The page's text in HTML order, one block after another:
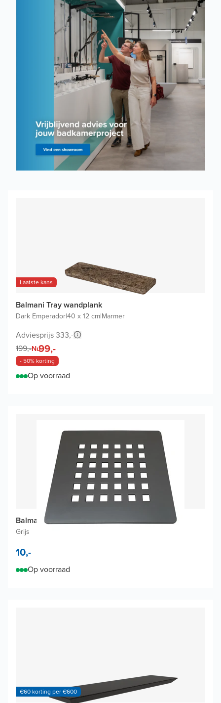
Laatste kans
Balmani Tray wandplank
Dark Emperador|40 x 12 cm|Marmer
Adviesprijs 333,-
199,-Nu99,-
- 50% korting
Op voorraad
Balmani Vibe afdekrooster voor afvoer
Grijs
10,-
Op voorraad
€60 korting per €600